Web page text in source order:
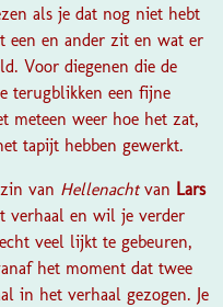
als je dat nog niet hebt
een en ander zit en wat er
Voor diegenen die de
terugblikken een fijne
meteen weer hoe het zat,
tapijt hebben gewerkt.
van Hellenacht van Lars
verhaal en wil je verder
veel lijkt te gebeuren,
het moment dat twee
in het verhaal gezogen. Je